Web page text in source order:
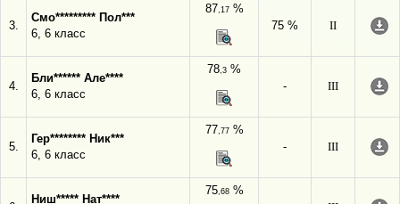
3.
Смо********* Пол***
6, 6 класс
87,17%
75 %
II
4.
Бли****** Але****
6, 6 класс
78,3 %
-
III
5.
Гер******** Ник***
6, 6 класс
77,77%
-
III
Ниш***** Нат****
75,68%